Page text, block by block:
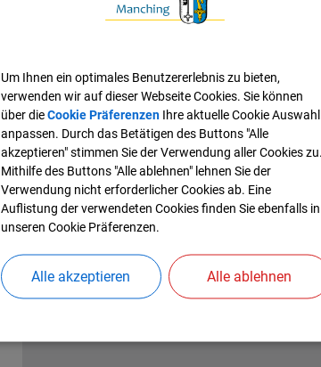
08459 81-64085
Website
www.defenceandsecurity-airbusds.com/de_DE/
Um Ihnen ein optimales Benutzererlebnis zu bieten,
verwenden wir auf dieser Webseite Cookies. Sie können
über dieCookie PräferenzenIhre aktuelle Cookie Auswahl
anpassen. Durch das Betätigen des Buttons "Alle
akzeptieren" stimmen Sie der Verwendung aller Cookies zu.
Mithilfe des Buttons "Alle ablehnen" lehnen Sie der
Verwendung nicht erforderlicher Cookies ab. Eine
Auflistung der verwendeten Cookies finden Sie ebenfalls in
unseren Cookie Präferenzen.
Alle akzeptieren Alle ablehnen